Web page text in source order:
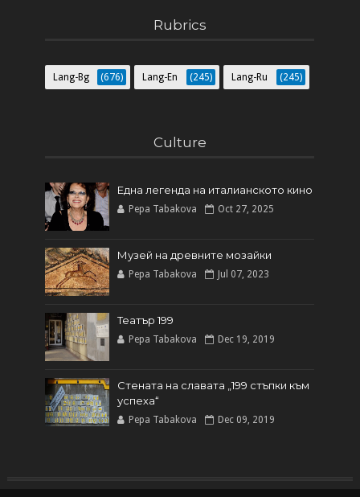
Rubrics
Lang-Bg (676) Lang-En (245) Lang-Ru (245)
Culture
Една легенда на италианското кинo
Pepa Tabakova Oct 27, 2025
Музей на древните мозайки
Pepa Tabakova Jul 07, 2023
Театър 199
Pepa Tabakova Dec 19, 2019
Стената на славата „199 стъпки към
успеха“
Pepa Tabakova Dec 09, 2019